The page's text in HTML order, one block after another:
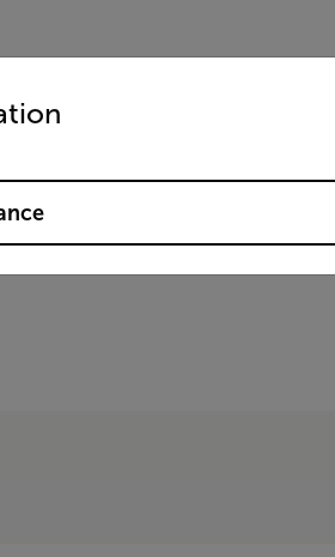
to access the appropriate